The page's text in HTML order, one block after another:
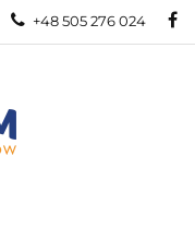
+48 505 276 024